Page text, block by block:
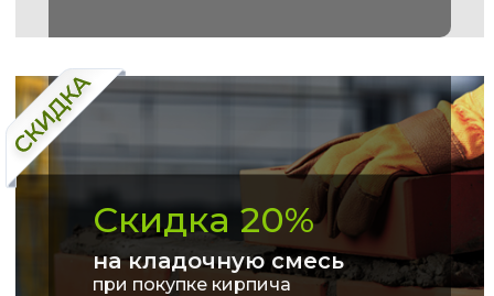
Скидка 20%
на кладочную смесь
при покупке кирпича